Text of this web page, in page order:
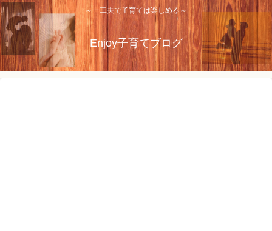
～一工夫で子育ては楽しめる～
Enjoy子育てブログ